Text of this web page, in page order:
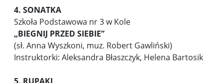
4. SONATKA
Szkoła Podstawowa nr 3 w Kole
„BIEGNIJ PRZED SIEBIE”
(sł. Anna Wyszkoni, muz. Robert Gawliński)
Instruktorki: Aleksandra Błaszczyk, Helena Bartosik